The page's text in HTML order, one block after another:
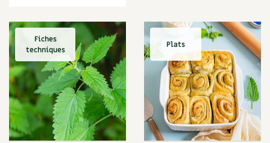
Nourriture
Nuisibles
Numérique
Nutriments
Observation
Œuf
Oignon
Oiseaux
Olivier
Fiches
techniques
Plats